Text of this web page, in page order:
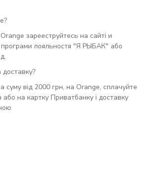
зарееструйтесь на сайті и
програми лояльностя "Я РЫБАК" або
суму від 2000 грн, на Orange, сплачуйте
або на картку Приватбанку і доставку